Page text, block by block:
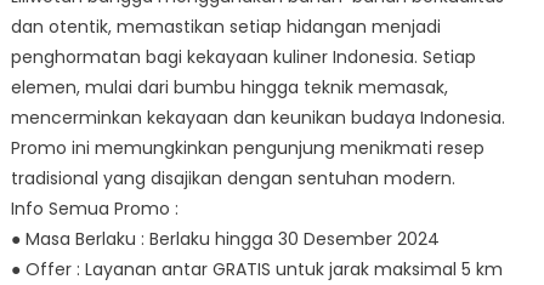
dan otentik, memastikan setiap hidangan menjadi
penghormatan bagi kekayaan kuliner Indonesia. Setiap
elemen, mulai dari bumbu hingga teknik memasak,
mencerminkan kekayaan dan keunikan budaya Indonesia.
Promo ini memungkinkan pengunjung menikmati resep
tradisional yang disajikan dengan sentuhan modern.
Info Semua Promo :
● Masa Berlaku : Berlaku hingga 30 Desember 2024
● Offer : Layanan antar GRATIS untuk jarak maksimal 5 km